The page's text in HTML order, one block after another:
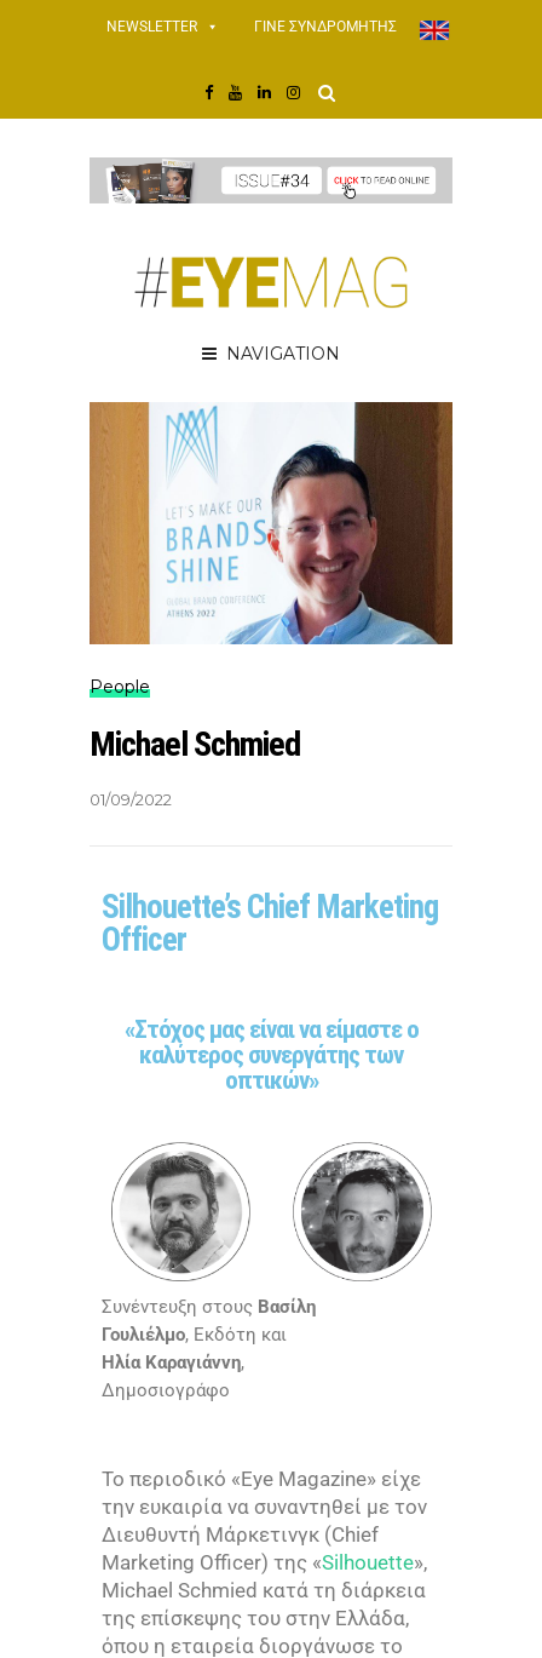
NEWSLETTER ΓΙΝΕ ΣΥΝΔΡΟΜΗΤΗΣ
NAVIGATION
People
Michael Schmied
01/09/2022
Silhouette’s Chief Marketing
Officer
«Στόχος μας είναι να είμαστε ο
καλύτερος συνεργάτης των
οπτικών»
Συνέντευξη στους Βασίλη
Γουλιέλμο, Εκδότη και
Ηλία Καραγιάννη,
Δημοσιογράφο
Το περιοδικό « Eye Magazine» είχε
την ευκαιρία να συναντηθεί με τον
Διευθυντή Μάρκετινγκ (Chief
Marketing Officer) της «Silhouette»,
Michael Schmied κατά τη διάρκεια
της επίσκεψης του στην Ελλάδα,
όπου η εταιρεία διοργάνωσε το